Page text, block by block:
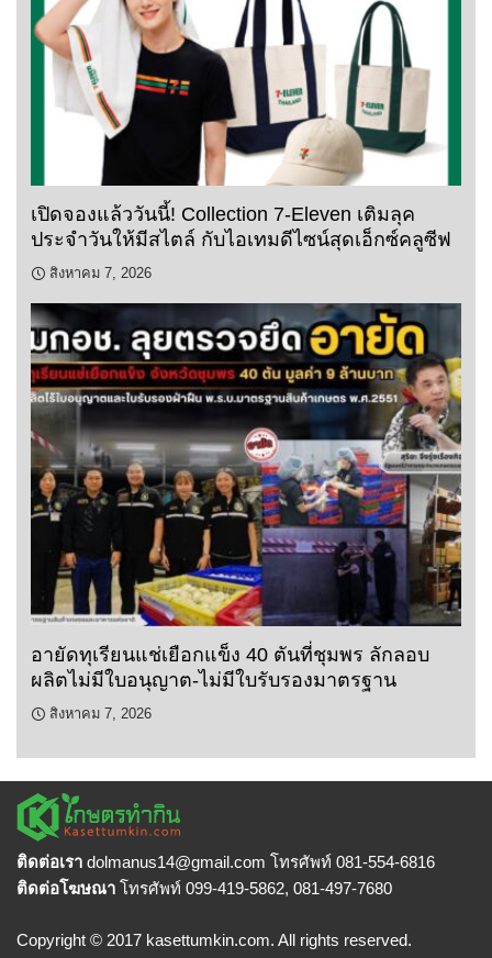
เปิดจองแล้ววันนี้! Collection 7-Eleven เติมลุค
ประจำวันให้มีสไตล์ กับไอเทมดีไซน์สุดเอ็กซ์คลูซีฟ
สิงหาคม 7, 2026
อายัดทุเรียนแช่เยือกแข็ง 40 ตันที่ชุมพร ลักลอบ
ผลิตไม่มีใบอนุญาต-ไม่มีใบรับรองมาตรฐาน
สิงหาคม 7, 2026
ติดต่อเรา dolmanus14@gmail.com โทรศัพท์ 081-554-6816
ติดต่อโฆษณา โทรศัพท์ 099-419-5862, 081-497-7680
Copyright © 2017 kasettumkin.com. All rights reserved.